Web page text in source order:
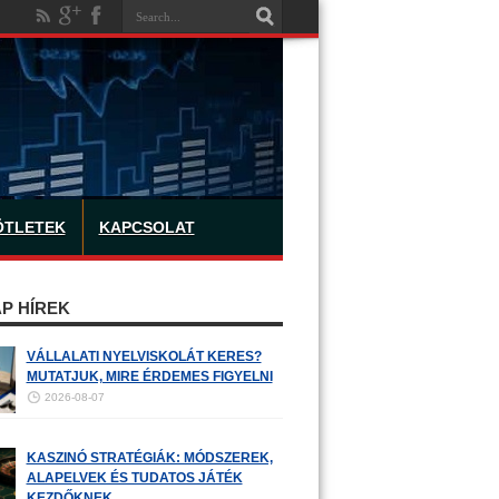
KAPCSOLAT
HÍREK
VÁLLALATI NYELVISKOLÁT KERES?
MUTATJUK, MIRE ÉRDEMES FIGYELNI
2026-08-07
KASZINÓ STRATÉGIÁK: MÓDSZEREK,
ALAPELVEK ÉS TUDATOS JÁTÉK